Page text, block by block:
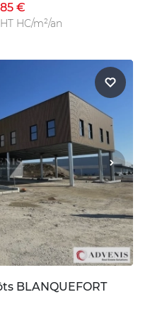
85 €
HT HC/m²/an
BLANQUEFORT